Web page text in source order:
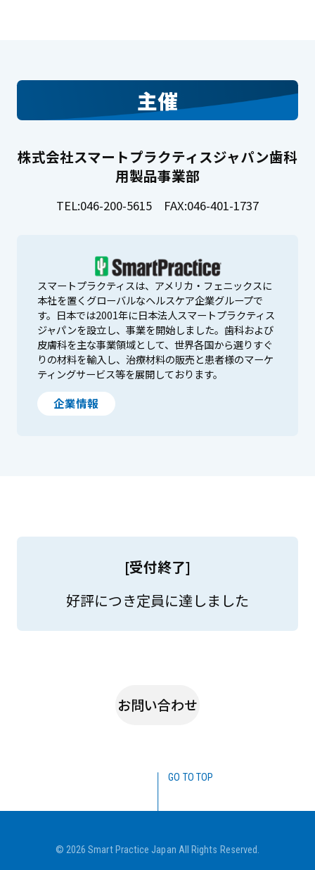
主催
株式会社スマートプラクティスジャパン歯科
用製品事業部
TEL:046-200-5615 FAX:046-401-1737
スマートプラクティスは、アメリカ・フェニックスに
本社を置くグローバルなヘルスケア企業グループで
す。日本では2001年に日本法人スマートプラクティス
ジャパンを設立し、事業を開始しました。歯科および
皮膚科を主な事業領域として、世界各国から選りすぐ
りの材料を輸入し、治療材料の販売と患者様のマーケ
ティングサービス等を展開しております。
企業情報
[受付終了]
好評につき定員に達しました
お問い合わせ
GO TO TOP
© 2026 Smart Practice Japan All Rights Reserved.